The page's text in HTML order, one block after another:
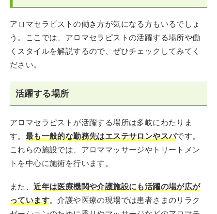
アロマセラピストの働き方が気になる方もいるでしょ
う。ここでは、アロマセラピストの活躍する場所や働
くスタイルを解説するので、ぜひチェックしてみてく
ださい。
活躍する場所
アロマセラピストが活躍する場所は多岐にわたりま
す。 最も一般的な勤務先はエステサロンやスパです。
これらの施設では、アロママッサージやトリートメン
トを中心に施術を行います。
また、近年は医療機関や介護施設にも活躍の場が広が
っています。介護や医療の現場では患者さまのリラク